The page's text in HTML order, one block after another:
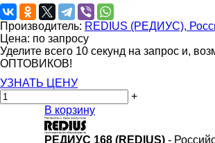
Производитель: REDIUS (РЕДИУС),
Цена: по запросу
Уделите всего 10 секунд на запрос и,
ОПТОВИКОВ!
УЗНАТЬ ЦЕНУ
+
В корзину
РЕДИУС 168 (REDIUS) -